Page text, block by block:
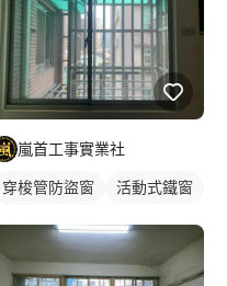
嵐首工事實業社
穿梭管防盜窗
活動式鐵窗
鋁窗
陽台窗戶